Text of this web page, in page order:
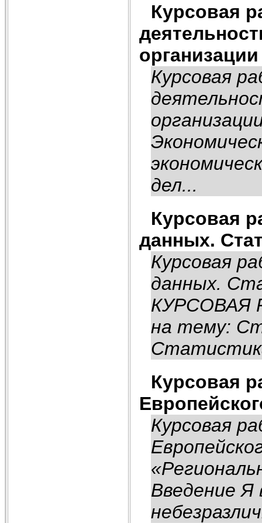
Курсовая
организации
Курсовая
дел...
Курсовая
данных.
Курсовая
данных.
КУРСОВАЯ
на тему:
Курсовая
Курсовая
Введение